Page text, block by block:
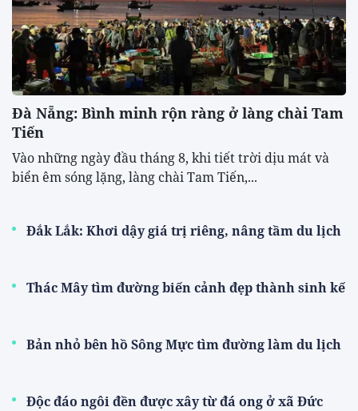
Đà Nẵng: Bình minh rộn ràng ở làng chài Tam
Tiến
Vào những ngày đầu tháng 8, khi tiết trời dịu mát và
biển êm sóng lặng, làng chài Tam Tiến,...
Đắk Lắk: Khơi dậy giá trị riêng, nâng tầm du lịch
Thác Mây tìm đường biến cảnh đẹp thành sinh kế
Bản nhỏ bên hồ Sông Mực tìm đường làm du lịch
Độc đáo ngôi đền được xây từ đá ong ở xã Đức